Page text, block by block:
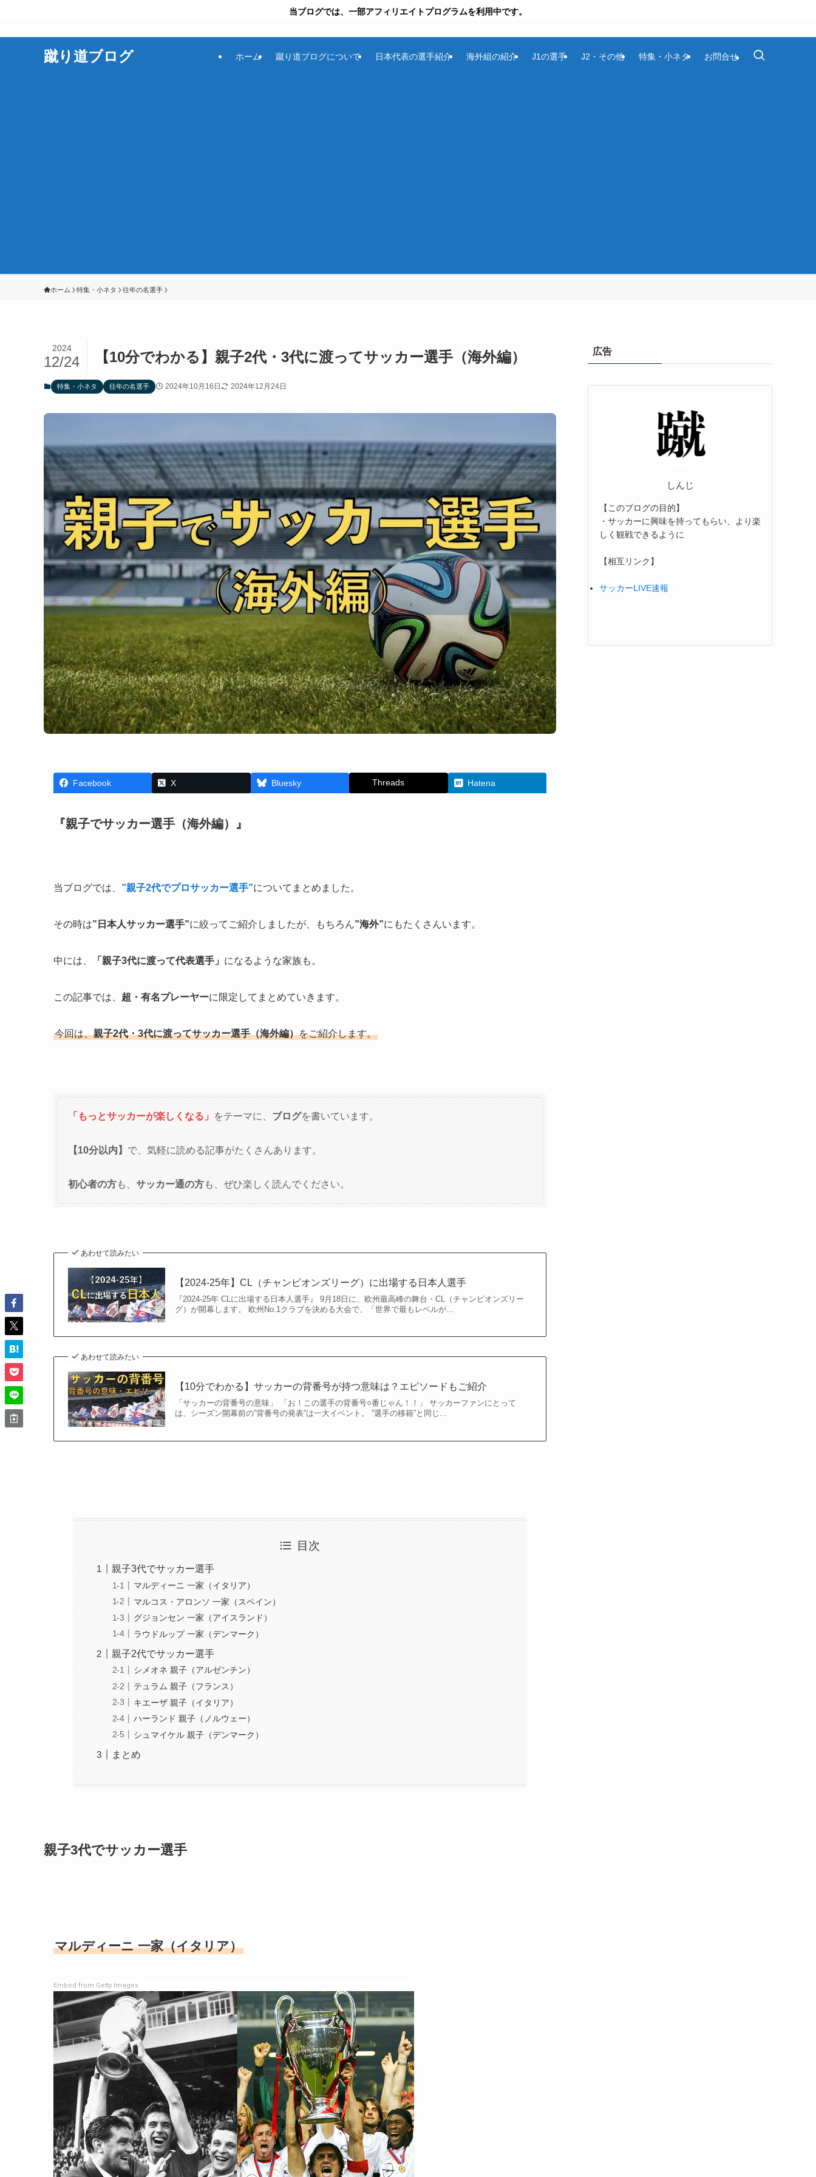
当ブログでは、一部アフィリエイトプログラムを利用中です。
蹴り道ブログ ホーム 蹴り道ブログについて 日本代表の選手紹介 海外組の紹介 J1の選手 J2・その他 特集・小ネタ お問合せ
ホーム 特集・小ネタ 往年の名選手
【10分でわかる】親子2代・3代に渡ってサッカー選手（海外編）
2024
12/24
特集・小ネタ 往年の名選手 2024年10月16日 2024年12月24日
Facebook X Bluesky Threads Hatena
『親子でサッカー選手（海外編）』
当ブログでは、 ”親子2代でプロサッカー選手”についてまとめました。
その時は”日本人サッカー選手”に絞ってご紹介しましたが、もちろん”海外”にもたくさんいます。
中には、 「親子3代に渡って代表選手」 になるような家族も。
この記事では、 超・有名プレーヤーに限定してまとめていきます。
今回は、親子2代・3代に渡ってサッカー選手（海外編）をご紹介します。
「もっとサッカーが楽しくなる」 をテーマに、 ブログを書いています。
【10分以内】 で、気軽に読める記事がたくさんあります。
初心者の方も、 サッカー通の方も、ぜひ楽しく読んでください。
あわせて読みたい
【2024-25年】CL（チャンピオンズリーグ）に出場する日本人選手
『2024-25年 CLに出場する日本人選手』 9月18日に、欧州最高峰の舞台・CL（チャンピオンズリー
グ）が開幕します。 欧州No.1クラブを決める大会で、「世界で最もレベルが...
あわせて読みたい
【10分でわかる】サッカーの背番号が持つ意味は？エピソードもご紹介
「サッカーの背番号の意味」 「お！この選手の背番号○番じゃん！！」 サッカーファンにとって
は、シーズン開幕前の”背番号の発表”は一大イベント。 ”選手の移籍”と同じ...
目次
親子3代でサッカー選手
マルディーニ 一家（イタリア）
マルコス・アロンソ 一家（スペイン）
グジョンセン 一家（アイスランド）
ラウドルップ 一家（デンマーク）
親子2代でサッカー選手
シメオネ 親子（アルゼンチン）
テュラム 親子（フランス）
キエーザ 親子（イタリア）
ハーランド 親子（ノルウェー）
シュマイケル 親子（デンマーク）
まとめ
親子3代でサッカー選手
マルディーニ 一家（イタリア）
Embed from Getty Images
広告
しんじ
【このブログの目的】
・サッカーに興味を持ってもらい、より楽
しく観戦できるように
【相互リンク】
サッカーLIVE速報